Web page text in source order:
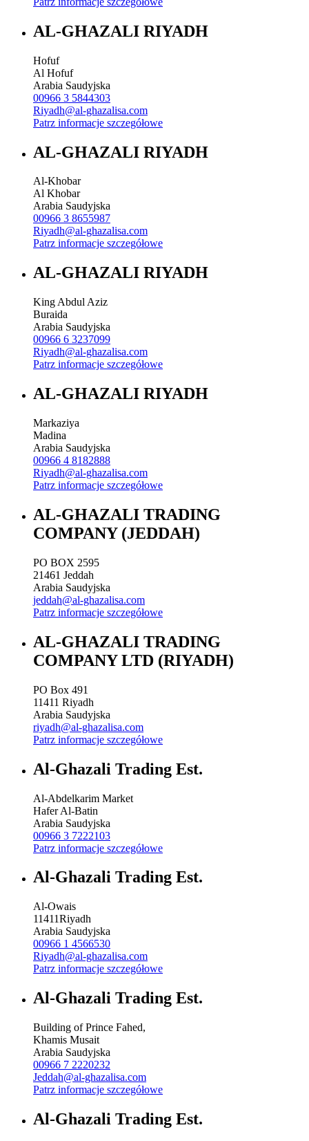
AL-GHAZALI RIYADH
Hofuf
Al Hofuf
Arabia Saudyjska
00966 3 5844303
Riyadh@al-ghazalisa.com
Patrz informacje szczegółowe
AL-GHAZALI RIYADH
Al-Khobar
Al Khobar
Arabia Saudyjska
00966 3 8655987
Riyadh@al-ghazalisa.com
Patrz informacje szczegółowe
AL-GHAZALI RIYADH
King Abdul Aziz
Buraida
Arabia Saudyjska
00966 6 3237099
Riyadh@al-ghazalisa.com
Patrz informacje szczegółowe
AL-GHAZALI RIYADH
Markaziya
Madina
Arabia Saudyjska
00966 4 8182888
Riyadh@al-ghazalisa.com
Patrz informacje szczegółowe
AL-GHAZALI TRADING
COMPANY (JEDDAH)
PO BOX 2595
21461 Jeddah
Arabia Saudyjska
jeddah@al-ghazalisa.com
Patrz informacje szczegółowe
AL-GHAZALI TRADING
COMPANY LTD (RIYADH)
PO Box 491
11411 Riyadh
Arabia Saudyjska
riyadh@al-ghazalisa.com
Patrz informacje szczegółowe
Al-Ghazali Trading Est.
Al-Abdelkarim Market
Hafer Al-Batin
Arabia Saudyjska
00966 3 7222103
Patrz informacje szczegółowe
Al-Ghazali Trading Est.
Al-Owais
11411Riyadh
Arabia Saudyjska
00966 1 4566530
Riyadh@al-ghazalisa.com
Patrz informacje szczegółowe
Al-Ghazali Trading Est.
Building of Prince Fahed,
Khamis Musait
Arabia Saudyjska
00966 7 2220232
Jeddah@al-ghazalisa.com
Patrz informacje szczegółowe
Al-Ghazali Trading Est.